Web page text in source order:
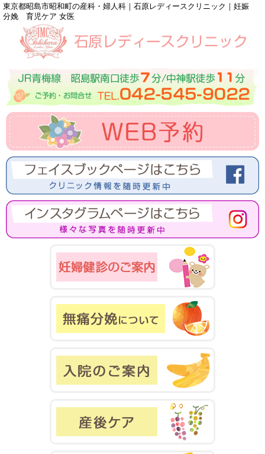
東京都昭島市昭和町の産科・婦人科｜石原レディースクリニック｜妊娠
分娩 育児ケア 女医